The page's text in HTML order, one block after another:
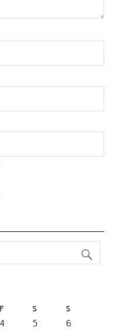
F S S
4 5
6